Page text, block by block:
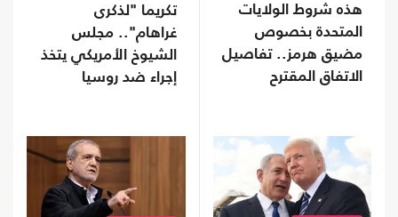
هذه شروط الولايات
المتحدة بخصوص
مضيق هرمز.. تفاصيل
الاتفاق المقترح
تكريما "لذكرى
غراهام".. مجلس
الشيوخ الأمريكي يتخذ
إجراء ضد روسيا